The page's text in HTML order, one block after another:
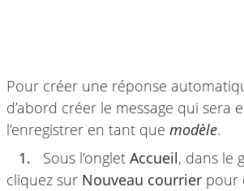
Pour créer une réponse
d’abord créer le message qui sera
l’enregistrer en tant que modèle.
1.
Sous l’onglet Accueil, dans le
cliquez sur Nouveau courrier pour